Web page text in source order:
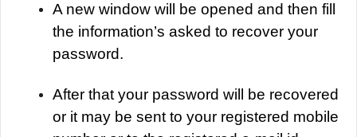
A new window will be opened and then fill
the information’s asked to recover your
password.
After that your password will be recovered
or it may be sent to your registered mobile